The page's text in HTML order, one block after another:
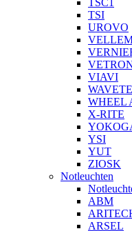
TSC1
TSI
UROVO
VIAVI
WHEEL
X-RITE
YSI
YUT
ZIOSK
Notleuchten
ABM
ARSEL